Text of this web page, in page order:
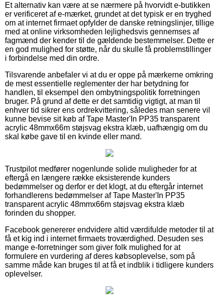
Et alternativ kan være at se nærmere på hvorvidt e-butikken
er verificeret af e-mærket, grundet at det typisk er en tryghed
om at internet firmaet opfylder de danske retningslinjer, tillige
med at online virksomheden lejlighedsvis gennemses af
fagmænd der kender til de gældende bestemmelser. Dette er
en god mulighed for støtte, når du skulle få problemstillinger
i forbindelse med din ordre.
Tilsvarende anbefaler vi at du er oppe på mærkerne omkring
de mest essentielle reglementer der har betydning for
handlen, til eksempel den ombytningspolitik forretningen
bruger. På grund af dette er det samtidig vigtigt, at man til
enhver tid sikrer ens ordrekvittering, således man senere vil
kunne bevise sit køb af Tape Master'In PP35 transparent
acrylic 48mmx66m støjsvag ekstra klæb, uafhængig om du
skal købe gave til en kvinde eller mand.
Trustpilot medfører nogenlunde solide muligheder for at
eftergå en længere række eksisterende kunders
bedømmelser og derfor er det klogt, at du eftergår internet
forhandlerens bedømmelser af Tape Master'In PP35
transparent acrylic 48mmx66m støjsvag ekstra klæb
forinden du shopper.
Facebook genererer endvidere altid værdifulde metoder til at
få et kig ind i internet firmaets troværdighed. Desuden ses
mange e-forretninger som giver folk mulighed for at
formulere en vurdering af deres købsoplevelse, som på
samme måde kan bruges til at få et indblik i tidligere kunders
oplevelser.